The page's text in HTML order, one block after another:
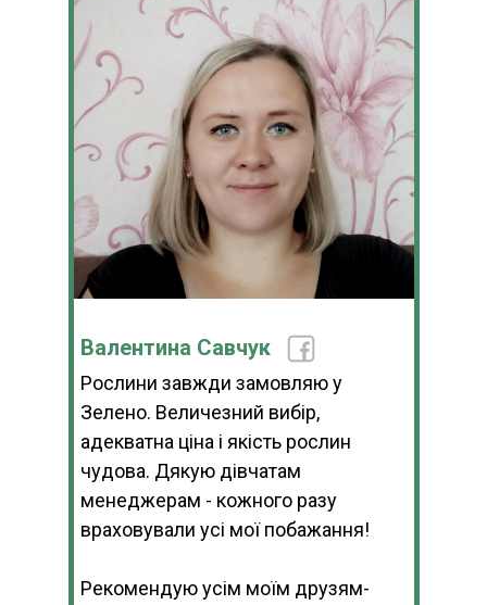
Валентина Савчук
Рослини завжди замовляю у
Зелено. Величезний вибір,
адекватна ціна і якість рослин
чудова. Дякую дівчатам
менеджерам - кожного разу
враховували усі мої побажання!
Рекомендую усім моїм друзям-